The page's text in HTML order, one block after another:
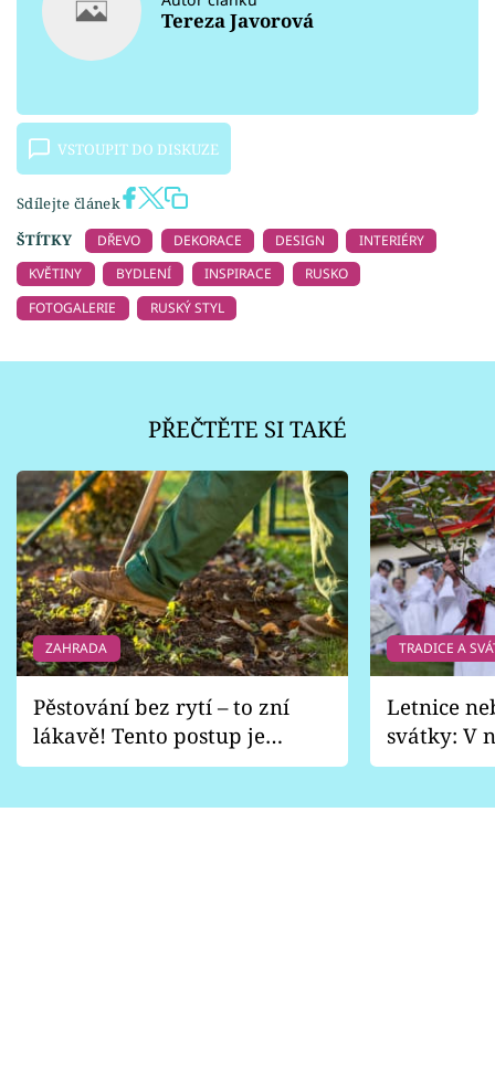
Tereza Javorová
VSTOUPIT DO DISKUZE
Sdílejte článek
ŠTÍTKY
DŘEVO DEKORACE DESIGN
INTERIÉRY
KVĚTINY
BYDLENÍ INSPIRACE
RUSKO
FOTOGALERIE
RUSKÝ STYL
PŘEČTĚTE SI TAKÉ
ZAHRADA
Pěstování bez rytí – to zní
lákavě! Tento postup je
vhodný jen pro některé
TRADICE A
Letnice
svátky: V
pondělí